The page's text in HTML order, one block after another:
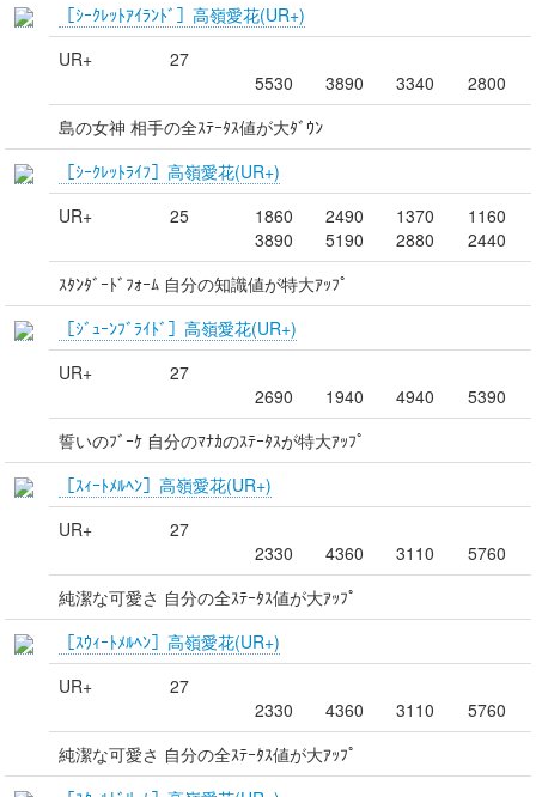
［ｼｰｸﾚｯﾄｱｲﾗﾝﾄﾞ］高嶺愛花(UR+)
UR+
27
5530
3890 3340
2800
島の女神 相手の全ｽﾃｰﾀｽ値が大ﾀﾞｳﾝ
［ｼｰｸﾚｯﾄﾗｲﾌ］高嶺愛花(UR+)
UR+
25
1860
3890
2490
5190
1370
2880
1160
2440
ｽﾀﾝﾀﾞｰﾄﾞﾌｫｰﾑ 自分の知識値が特大ｱｯﾌﾟ
［ｼﾞｭｰﾝﾌﾞﾗｲﾄﾞ］高嶺愛花(UR+)
UR+
27
2690
1940 4940
5390
誓いのﾌﾞｰｹ 自分のﾏﾅｶのｽﾃｰﾀｽが特大ｱｯﾌﾟ
［ｽｨｰﾄﾒﾙﾍﾝ］高嶺愛花(UR+)
UR+
27
2330
4360 3110
5760
純潔な可愛さ 自分の全ｽﾃｰﾀｽ値が大ｱｯﾌﾟ
［ｽｳｨｰﾄﾒﾙﾍﾝ］高嶺愛花(UR+)
UR+
27
2330
4360 3110
5760
純潔な可愛さ 自分の全ｽﾃｰﾀｽ値が大ｱｯﾌﾟ